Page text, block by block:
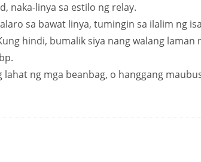
naka-linya sa estilo ng relay.
sa bawat linya, tumingin sa ilalim ng
hindi, bumalik siya nang walang laman
ng mga beanbag, o hanggang